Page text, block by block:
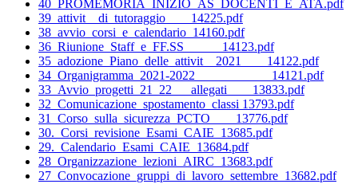
40_PROMEMORIA_INIZIO_AS_DOCENTI_E_ATA.pdf
39_attivit__di_tutoraggio____14225.pdf
38_avvio_corsi_e_calendario_14160.pdf
36_Riunione_Staff_e_FF.SS______14123.pdf
35_adozione_Piano_delle_attivit__2021____14122.pdf
34_Organigramma_2021-2022____________14121.pdf
33_Avvio_progetti_21_22___allegati____13833.pdf
32_Comunicazione_spostamento_classi 13793.pdf
31_Corso_sulla_sicurezza_PCTO____13776.pdf
30._Corsi_revisione_Esami_CAIE_13685.pdf
29._Calendario_Esami_CAIE_13684.pdf
28_Organizzazione_lezioni_AIRC_13683.pdf
27_Convocazione_gruppi_di_lavoro_settembre_13682.pdf